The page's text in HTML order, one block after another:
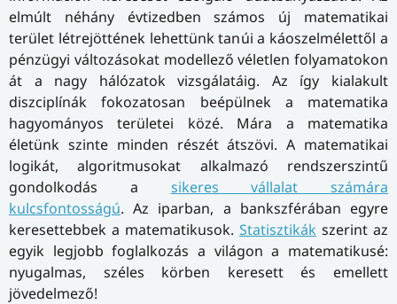
elmúlt néhány évtizedben számos új matematikai
terület létrejöttének lehettünk tanúi a káoszelmélettől a
pénzügyi változásokat modellező véletlen folyamatokon
át a nagy hálózatok vizsgálatáig. Az így kialakult
diszciplínák fokozatosan beépülnek a matematika
hagyományos területei közé. Mára a matematika
életünk szinte minden részét átszövi. A matematikai
logikát, algoritmusokat alkalmazó rendszerszintű
gondolkodás a sikeres vállalat számára
kulcsfontosságú. Az iparban, a bankszférában egyre
keresettebbek a matematikusok. Statisztikák szerint az
egyik legjobb foglalkozás a világon a matematikusé:
nyugalmas, széles körben keresett és emellett
jövedelmező!